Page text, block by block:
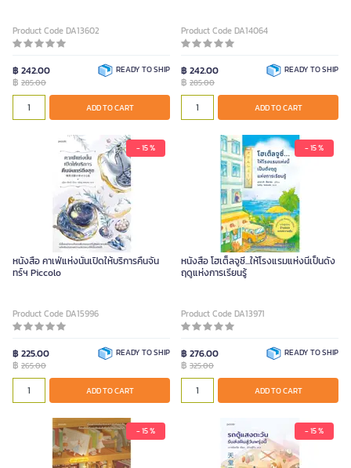
Product Code DA13602
฿ 242.00
฿ 285.00
READY TO SHIP
ADD TO CART
Product Code DA14064
฿ 242.00
฿ 285.00
READY TO SHIP
ADD TO CART
- 15 %
หนังสือ คาเฟ่แห่งนั้นเปิดให้บริการคืนจัน
ทร์ฯ Piccolo
Product Code DA15996
฿ 225.00
฿ 265.00
READY TO SHIP
ADD TO CART
- 15 %
หนังสือ โฮเต็ลจูซี่...ให้โรงแรมแห่งนี้เป็นดั่ง
ฤดูแห่งการเรียนรู้
Product Code DA13971
฿ 276.00
฿ 325.00
READY TO SHIP
ADD TO CART
- 15 % - 15 %